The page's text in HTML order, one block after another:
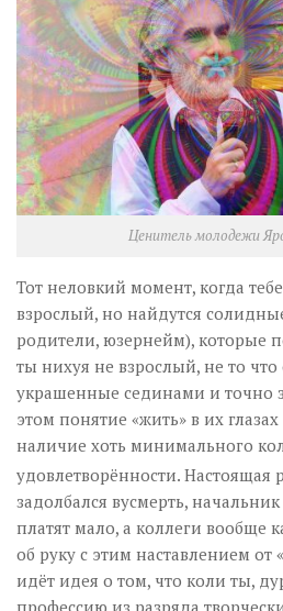
Візуальне
Научпоп
Головне
Цитати
Inter/antinational
Ценитель молодежи
Тот неловкий момент, когда
взрослый, но найдутся
родители, юзернейм), которые
ты нихуя не взрослый, не то
украшенные сединами и точно
этом понятие «жить» в их
наличие хоть минимального
удовлетворённости. Настоящая
задолбался вусмерть,
платят мало, а коллеги вообще
об руку с этим наставлением
идёт идея о том, что коли ты,
профессию из разряда